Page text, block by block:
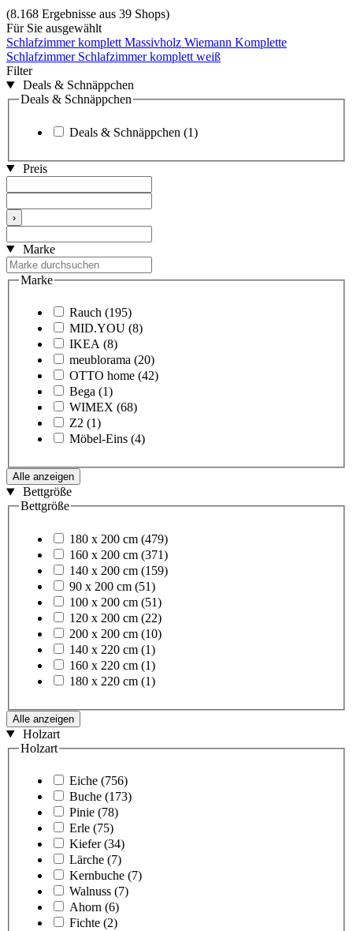
(8.168 Ergebnisse aus 39 Shops)
Für Sie ausgewählt
Schlafzimmer komplett Massivholz Wiemann Komplette
Schlafzimmer Schlafzimmer komplett weiß
Filter
Deals & Schnäppchen
Deals & Schnäppchen
Deals & Schnäppchen (1)
Preis
›
Marke
Marke
Rauch (195)
MID.YOU (8)
IKEA (8)
meublorama (20)
OTTO home (42)
Bega (1)
WIMEX (68)
Z2 (1)
Möbel-Eins (4)
Alle anzeigen
Bettgröße
Bettgröße
180 x 200 cm (479)
160 x 200 cm (371)
140 x 200 cm (159)
90 x 200 cm (51)
100 x 200 cm (51)
120 x 200 cm (22)
200 x 200 cm (10)
140 x 220 cm (1)
160 x 220 cm (1)
180 x 220 cm (1)
Alle anzeigen
Holzart
Holzart
Eiche (756)
Buche (173)
Pinie (78)
Erle (75)
Kiefer (34)
Lärche (7)
Kernbuche (7)
Walnuss (7)
Ahorn (6)
Fichte (2)